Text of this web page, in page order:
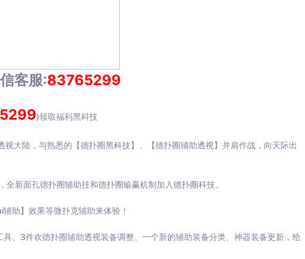
客服:83765299
)领取福利黑科技
视大陆，与熟悉的【德扑圈黑科技】、【德扑圈辅助透视】并肩作战，向天际出
新面孔德扑圈辅助挂和德扑圈输赢机制加入德扑圈科技。
助】效果等微扑克辅助来体验！
、3件欢德扑圈辅助透视装备调整、一个新的辅助装备分类、神器装备更新，给